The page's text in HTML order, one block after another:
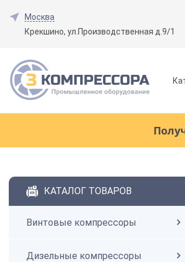
Москва
Крекшино, ул.Производственная д.9/1
Смотреть все товары(0)
КАТАЛОГ ТОВАРОВ
Винтовые компрессоры
Дизельные компрессоры